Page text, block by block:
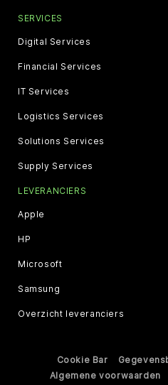
SERVICES
Digital Services
Financial Services
IT Services
Logistics Services
Solutions Services
Supply Services
LEVERANCIERS
Apple
HP
Microsoft
Samsung
Overzicht leveranciers
Cookie Bar
Algemene voorwaarden